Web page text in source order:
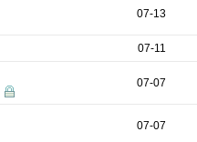
07-13
07-11
07-07
07-07